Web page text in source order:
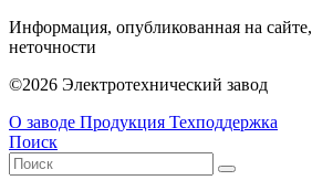
Информация, опубликованная на
неточности
©2026 Электротехнический завод
О заводе Продукция Техподдержка
Поиск